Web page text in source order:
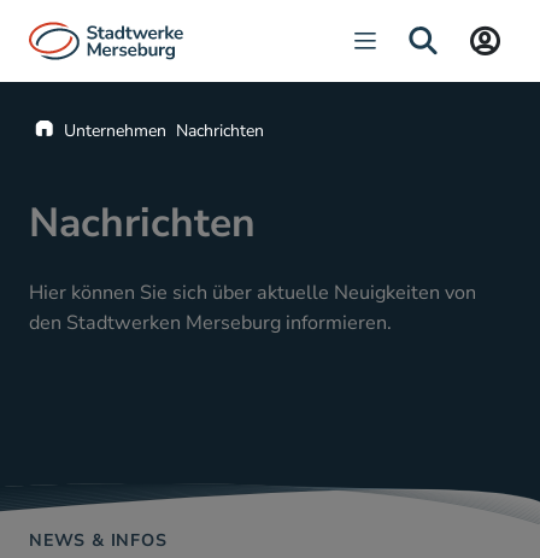
Navigation öffnen
Startseite
Unternehmen Nachrichten
Nachrichten
Hier können Sie sich über aktuelle Neuigkeiten von
den Stadtwerken Merseburg informieren.
NEWS & INFOS